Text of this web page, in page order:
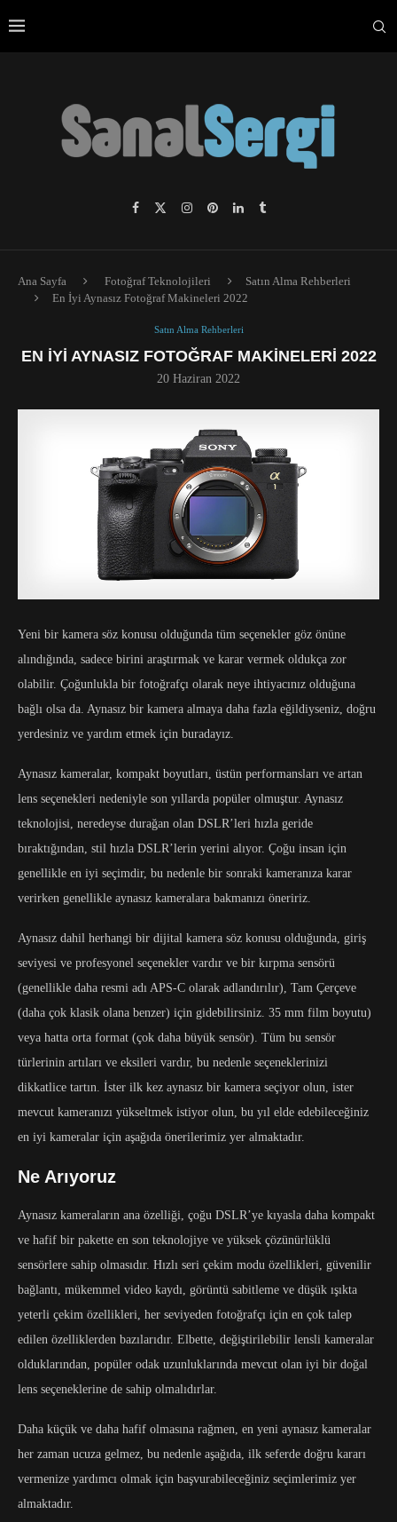
Ana Sayfa Fotoğraf Teknolojileri
Satın Alma Rehberleri
En İyi Aynasız Fotoğraf Makineleri 2022
Satın Alma Rehberleri
EN İYI AYNASIZ FOTOĞRAF MAKINELERI 2022
20 Haziran 2022
Yeni bir kamera söz konusu olduğunda tüm seçenekler göz önüne
alındığında, sadece birini araştırmak ve karar vermek oldukça zor
olabilir. Çoğunlukla bir fotoğrafçı olarak neye ihtiyacınız olduğuna
bağlı olsa da. Aynasız bir kamera almaya daha fazla eğildiyseniz, doğru
yerdesiniz ve yardım etmek için buradayız.
Aynasız kameralar, kompakt boyutları, üstün performansları ve artan
lens seçenekleri nedeniyle son yıllarda popüler olmuştur. Aynasız
teknolojisi, neredeyse durağan olan DSLR’leri hızla geride
bıraktığından, stil hızla DSLR’lerin yerini alıyor. Çoğu insan için
genellikle en iyi seçimdir, bu nedenle bir sonraki kameranıza karar
verirken genellikle aynasız kameralara bakmanızı öneririz.
Aynasız dahil herhangi bir dijital kamera söz konusu olduğunda, giriş
seviyesi ve profesyonel seçenekler vardır ve bir kırpma sensörü
(genellikle daha resmi adı APS-C olarak adlandırılır), Tam Çerçeve
(daha çok klasik olana benzer) için gidebilirsiniz. 35 mm film boyutu)
veya hatta orta format (çok daha büyük sensör). Tüm bu sensör
türlerinin artıları ve eksileri vardır, bu nedenle seçeneklerinizi
dikkatlice tartın. İster ilk kez aynasız bir kamera seçiyor olun, ister
mevcut kameranızı yükseltmek istiyor olun, bu yıl elde edebileceğiniz
en iyi kameralar için aşağıda önerilerimiz yer almaktadır.
Ne Arıyoruz
Aynasız kameraların ana özelliği, çoğu DSLR’ye kıyasla daha kompakt
ve hafif bir pakette en son teknolojiye ve yüksek çözünürlüklü
sensörlere sahip olmasıdır. Hızlı seri çekim modu özellikleri, güvenilir
bağlantı, mükemmel video kaydı, görüntü sabitleme ve düşük ışıkta
yeterli çekim özellikleri, her seviyeden fotoğrafçı için en çok talep
edilen özelliklerden bazılarıdır. Elbette, değiştirilebilir lensli kameralar
olduklarından, popüler odak uzunluklarında mevcut olan iyi bir doğal
lens seçeneklerine de sahip olmalıdırlar.
Daha küçük ve daha hafif olmasına rağmen, en yeni aynasız kameralar
her zaman ucuza gelmez, bu nedenle aşağıda, ilk seferde doğru kararı
vermenize yardımcı olmak için başvurabileceğiniz seçimlerimiz yer
almaktadır.